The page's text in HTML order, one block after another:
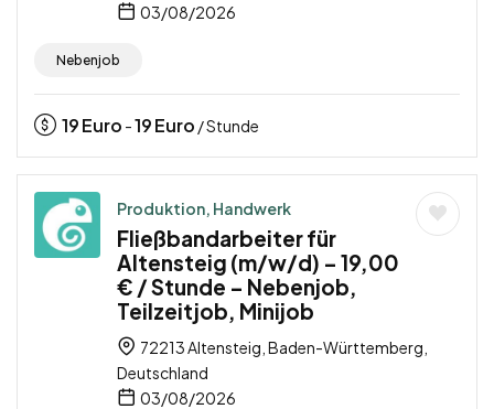
03/08/2026
Nebenjob
19Euro -19Euro / Stunde
Produktion, Handwerk
Fließbandarbeiter für
Altensteig (m/w/d) – 19,00
€ / Stunde – Nebenjob,
Teilzeitjob, Minijob
72213 Altensteig, Baden-Württemberg,
Deutschland
03/08/2026